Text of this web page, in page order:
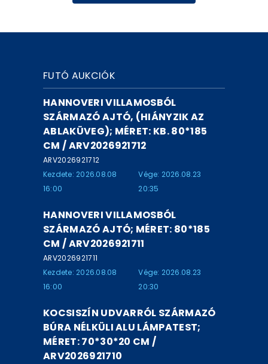
FUTÓ AUKCIÓK
HANNOVERI VILLAMOSBÓL
SZÁRMAZÓ AJTÓ, (HIÁNYZIK AZ
ABLAKÜVEG); MÉRET: KB. 80*185
CM / ARV2026921712
ARV2026921712
Kezdete: 2026.08.08
16:00
Vége: 2026.08.23
20:35
HANNOVERI VILLAMOSBÓL
SZÁRMAZÓ AJTÓ; MÉRET: 80*185
CM / ARV2026921711
ARV2026921711
Kezdete: 2026.08.08
16:00
Vége: 2026.08.23
20:30
KOCSISZÍN UDVARRÓL SZÁRMAZÓ
BÚRA NÉLKÜLI ALU LÁMPATEST;
MÉRET: 70*30*20 CM /
ARV2026921710